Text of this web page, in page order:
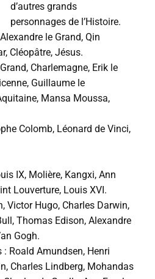
d’autres grands
personnages de l’Histoire.
le Grand, Qin
Cléopâtre, Jésus.
Charlemagne, Erik le
Guillaume le
Mansa Moussa,
Colomb, Léonard de Vinci,
IX, Molière, Kangxi, Ann
Louverture, Louis XVI.
Victor Hugo, Charles Darwin,
Thomas Edison, Alexandre
Gogh.
: Roald Amundsen, Henri
Charles Lindberg, Mohandas